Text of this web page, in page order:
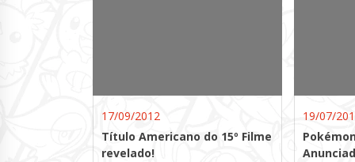
17/09/2012
Título Americano do 15º Filme
revelado!
19/07/